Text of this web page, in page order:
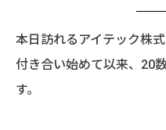
本日訪れるアイテック株
付き合い始めて以来、20
す。